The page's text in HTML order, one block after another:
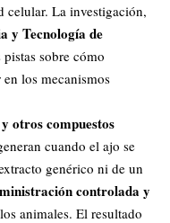
celular. La investigación,
y Tecnología de
sobre cómo
los mecanismos
otros compuestos
cuando el ajo se
genérico ni de un
controlada y
animales. El resultado